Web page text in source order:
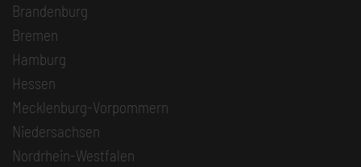
Brandenburg
Bremen
Hamburg
Hessen
Mecklenburg-Vorpommern
Niedersachsen
Nordrhein-Westfalen